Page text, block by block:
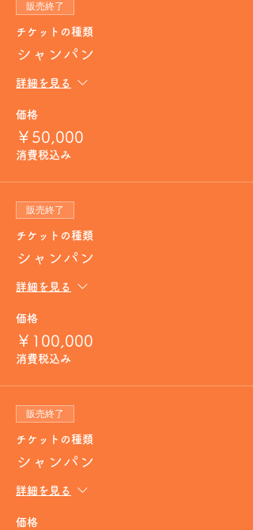
販売終了
チケットの種類
シャンパン
詳細を見る
価格
￥50,000
消費税込み
販売終了
チケットの種類
シャンパン
詳細を見る
価格
￥100,000
消費税込み
販売終了
チケットの種類
シャンパン
詳細を見る
価格